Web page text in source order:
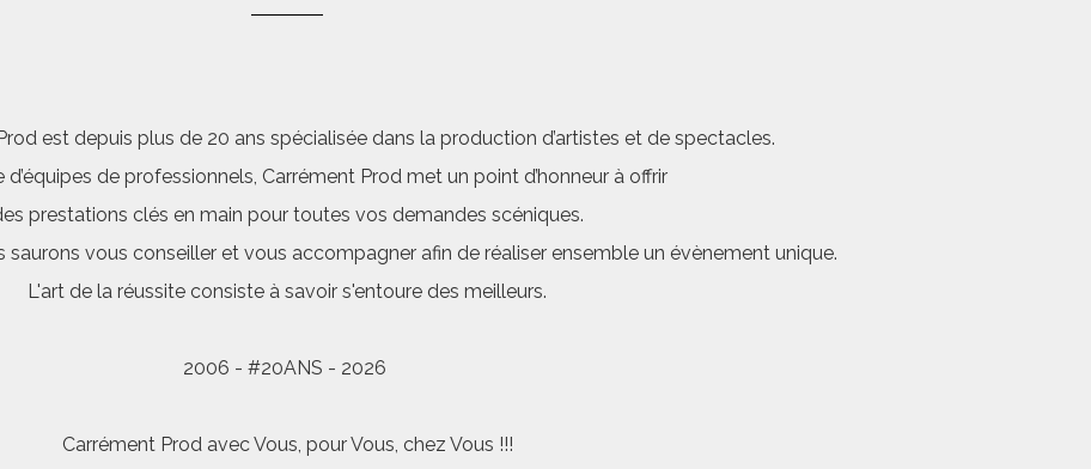
est depuis plus de 20 ans spécialisée dans la production d’artistes et de spectacles.
d’équipes de professionnels, Carrément Prod met un point d’honneur à offrir
prestations clés en main pour toutes vos demandes scéniques.
vous conseiller et vous accompagner afin de réaliser ensemble un évènement unique.
L'art de la réussite consiste à savoir s'entoure des meilleurs.
2006 - #20ANS - 2026
Carrément Prod avec Vous, pour Vous, chez Vous !!!